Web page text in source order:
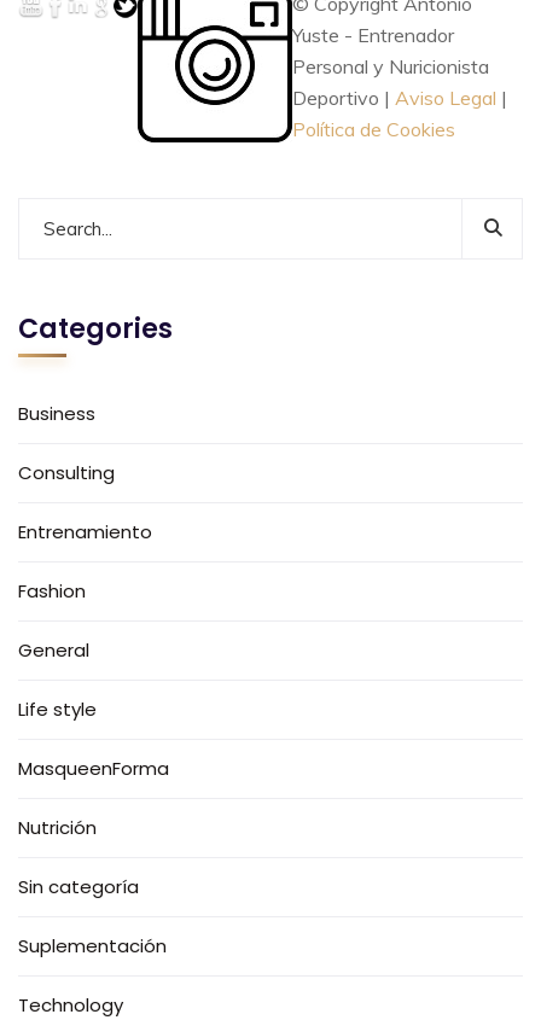
Yuste - Entrenador
Personal y Nuricionista
Deportivo | Aviso Legal |
Política de Cookies
Categories
Business
Consulting
Entrenamiento
Fashion
General
Life style
MasqueenForma
Nutrición
Sin categoría
Suplementación
Technology